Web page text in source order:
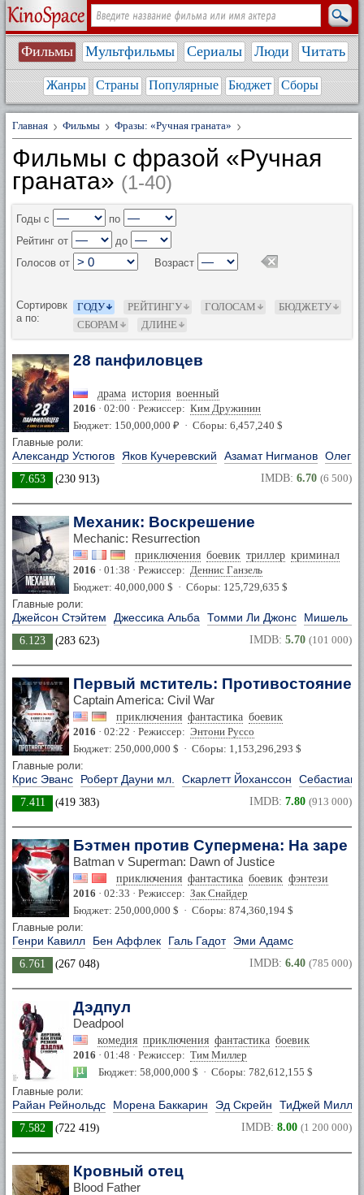
Фильмы Мультфильмы Сериалы Люди Читать
Жанры Страны Популярные Бюджет Сборы
Главная Фильмы Фразы: «Ручная граната»
Фильмы с фразой «Ручная
граната» (1-40)
Годы с
по
Рейтинг от
до
Голосов от
Возраст
Сортировк
а по:
ГОДУ РЕЙТИНГУ ГОЛОСАМ
БЮДЖЕТУ
СБОРАМ
ДЛИНЕ
28 панфиловцев
драма история военный
2016 · 02:00 · Режиссер: Ким Дружинин
Бюджет: 150,000,000 ₽ · Сборы: 6,457,240 $
Главные роли:
Александр Устюгов Яков Кучеревский Азамат Нигманов Олег
7.653 (230 913) IMDB: 6.70 (6 500)
Механик: Воскрешение
Mechanic: Resurrection
приключения боевик триллер криминал
2016 · 01:38 · Режиссер: Деннис Ганзель
Бюджет: 40,000,000 $ · Сборы: 125,729,635 $
Главные роли:
Джейсон Стэйтем Джессика Альба Томми Ли Джонс Мишель
6.123 (283 623) IMDB: 5.70 (101 000)
Первый мститель: Противостояние
Captain America: Civil War
приключения фантастика боевик
2016 · 02:22 · Режиссер: Энтони Руссо
Бюджет: 250,000,000 $ · Сборы: 1,153,296,293 $
Главные роли:
Крис Эванс Роберт Дауни мл. Скарлетт Йоханссон Себастиан
7.411 (419 383) IMDB: 7.80 (913 000)
Бэтмен против Супермена: На заре
Batman v Superman: Dawn of Justice
приключения фантастика боевик фэнтези
2016 · 02:33 · Режиссер: Зак Снайдер
Бюджет: 250,000,000 $ · Сборы: 874,360,194 $
Главные роли:
Генри Кавилл Бен Аффлек Галь Гадот Эми Адамс
6.761 (267 048) IMDB: 6.40 (785 000)
Дэдпул
Deadpool
комедия приключения фантастика боевик
2016 · 01:48 · Режиссер: Тим Миллер
Бюджет: 58,000,000 $ · Сборы: 782,612,155 $
Главные роли:
Райан Рейнольдс Морена Баккарин Эд Скрейн ТиДжей
7.582 (722 419) IMDB: 8.00 (1 200 000)
Кровный отец
Blood Father